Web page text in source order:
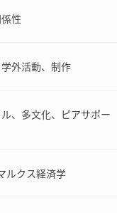
性
外活動、制作
、多文化、ピアサポー
クス経済学